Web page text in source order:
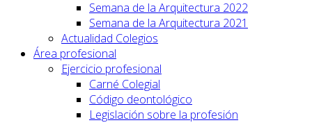
Semana de la Arquitectura 2022
Semana de la Arquitectura 2021
Actualidad Colegios
Área profesional
Ejercicio profesional
Carné Colegial
Código deontológico
Legislación sobre la profesión